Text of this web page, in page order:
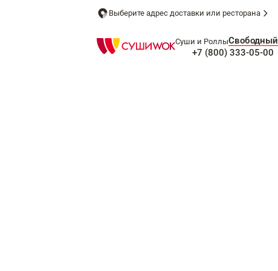
Выберите адрес доставки или ресторана
Суши и РоллыСвободный
+7 (800) 333-05-00